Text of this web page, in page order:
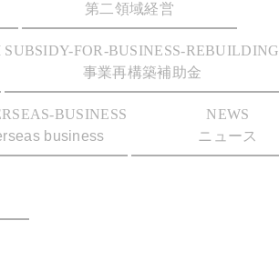
第二領域経営
SUBSIDY-FOR-BUSINESS-REBUILDING
事業再構築補助金
BUSINESS
business
NEWS
ニュース